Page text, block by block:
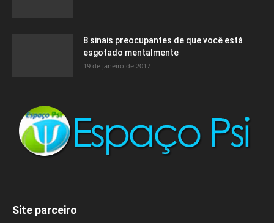
8 sinais preocupantes de que você está
esgotado mentalmente
19 de janeiro de 2017
Site parceiro